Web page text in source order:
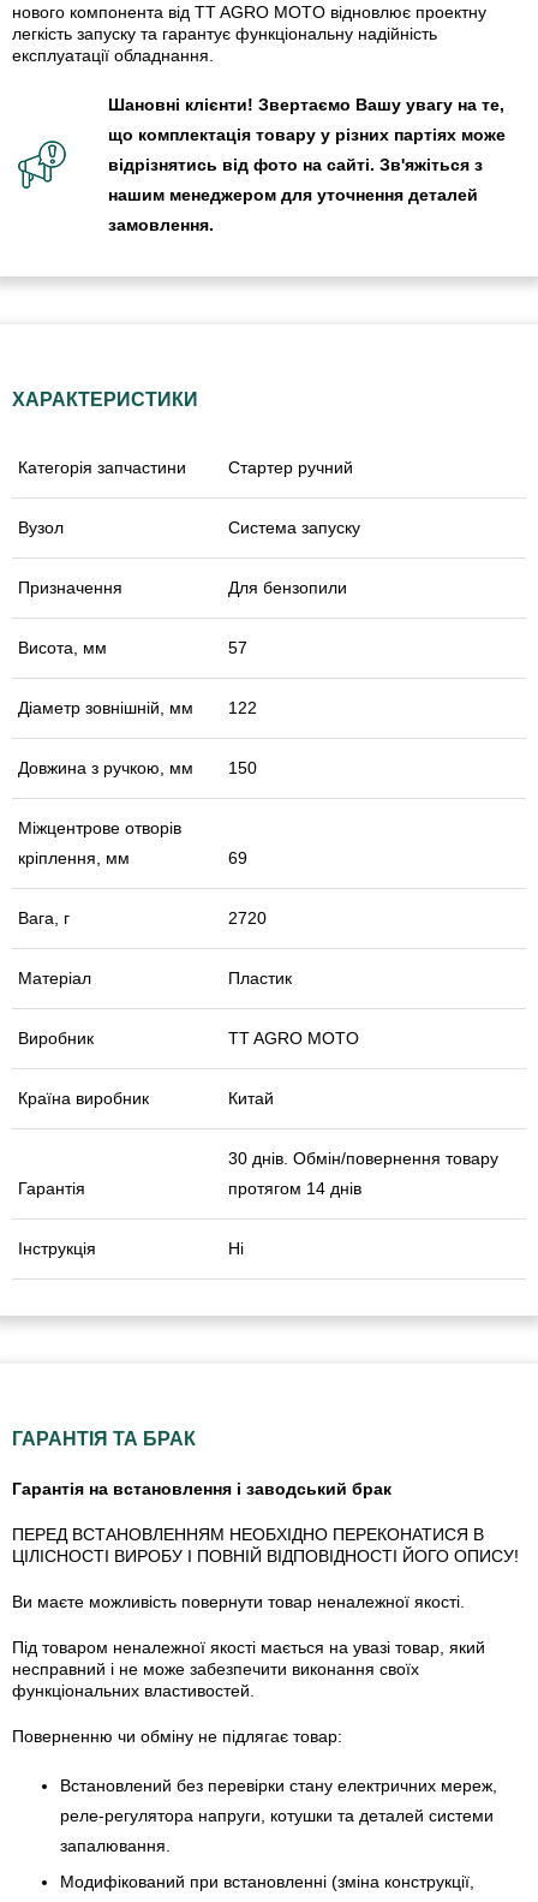
нового компонента від TT AGRO MOTO відновлює проектну
легкість запуску та гарантує функціональну надійність
експлуатації обладнання.
Шановні клієнти! Звертаємо Вашу увагу на те,
що комплектація товару у різних партіях може
відрізнятись від фото на сайті. Зв'яжіться з
нашим менеджером для уточнення деталей
замовлення.
ХАРАКТЕРИСТИКИ
Категорія запчастини Стартер ручний
Вузол Система запуску
Призначення Для бензопили
Висота, мм 57
Діаметр зовнішній, мм 122
Довжина з ручкою, мм 150
Міжцентрове отворів
кріплення, мм
69
Вага, г 2720
Матеріал Пластик
Виробник TT AGRO MOTO
Країна виробник Китай
Гарантія
30 днів. Обмін/повернення товару
протягом 14 днів
Інструкція Ні
ГАРАНТІЯ ТА БРАК
Гарантія на встановлення і заводський брак
ПЕРЕД ВСТАНОВЛЕННЯМ НЕОБХІДНО ПЕРЕКОНАТИСЯ В
ЦІЛІСНОСТІ ВИРОБУ І ПОВНІЙ ВІДПОВІДНОСТІ ЙОГО ОПИСУ!
Ви маєте можливість повернути товар неналежної якості.
Під товаром неналежної якості мається на увазі товар, який
несправний і не може забезпечити виконання своїх
функціональних властивостей.
Поверненню чи обміну не підлягає товар:
Встановлений без перевірки стану електричних мереж,
реле-регулято­ра напруги, котушки та деталей системи
запалювання.
Модифікований при встановленні (зміна конструкції,